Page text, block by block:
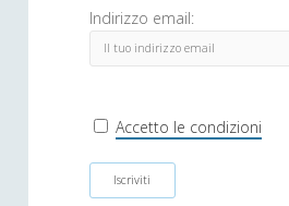
r
o
k
e
e
b
r
Indirizzo email:
Accetto le condizioni